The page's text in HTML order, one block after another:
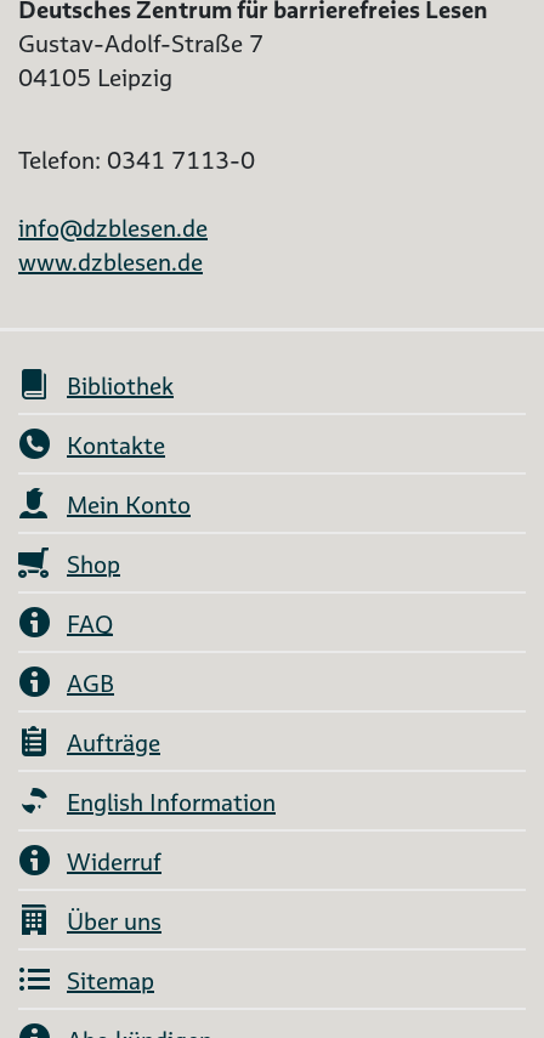
Deutsches Zentrum für barrierefreies Lesen
Gustav-Adolf-Straße 7
04105 Leipzig
Telefon: 0341 7113-0
info@dzblesen.de
www.dzblesen.de
Bibliothek
Kontakte
Mein Konto
Shop
FAQ
AGB
Aufträge
English Information
Widerruf
Über uns
Sitemap